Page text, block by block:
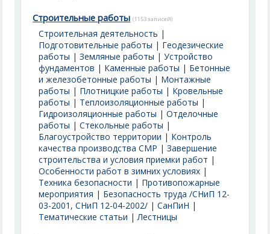
Строительные работы (1153 записей)
Строительная деятельность |
Подготовительные работы | Геодезические
работы |Земляные работы |Устройство
фундаментов | Каменные работы | Бетонные
и железобетонные работы | Монтажные
работы | Плотницкие работы | Кровельные
работы | Теплоизоляционные работы |
Гидроизоляционные работы |Отделочные
работы |Стекольные работы |
Благоустройство территории | Контроль
качества производства СМР |Завершение
строительства и условия приемки работ |
Особенности работ в зимних условиях |
Техника безопасности | Противопожарные
мероприятия | Безопасность труда /СНиП 12-
03-2001, СНиП 12-04-2002/ |СанПиН |
Тематические статьи |Лестницы